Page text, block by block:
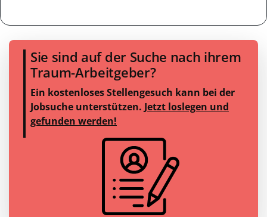
Sie sind auf der Suche nach ihrem
Traum-Arbeitgeber?
Ein kostenloses Stellengesuch kann bei der
Jobsuche unterstützen. Jetzt loslegen und
gefunden werden!